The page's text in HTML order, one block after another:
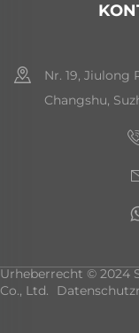
Nr. 19, Jiulong
Changshu,
Urheberrecht © 2024
Co., Ltd.